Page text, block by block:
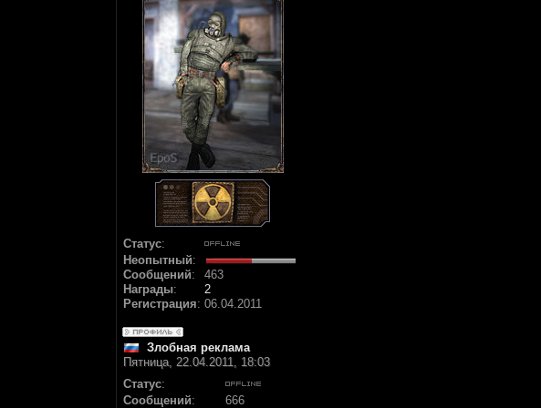
Статус:
Неопытный:
Сообщений:
463
Награды:
2
Регистрация: 06.04.2011
Злобная реклама
Пятница, 22.04.2011, 18:03
Статус:
Сообщений: 666